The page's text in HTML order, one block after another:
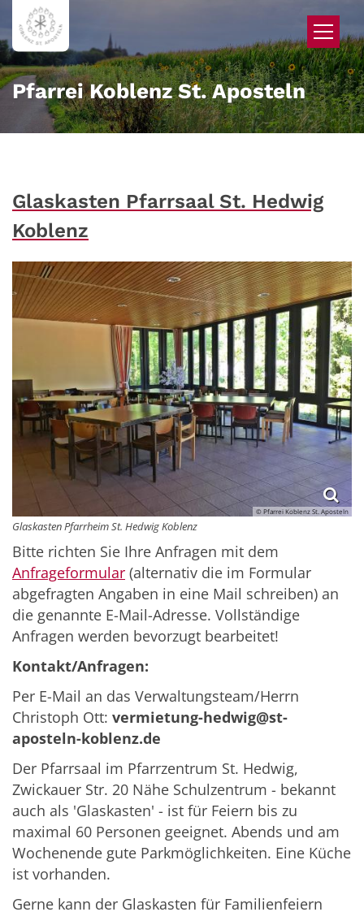
Zum Inhalt springen
Pfarrei Koblenz St. Aposteln
Glaskasten Pfarrsaal St. Hedwig
Koblenz
© Pfarrei Koblenz St. Aposteln
Glaskasten Pfarrheim St. Hedwig Koblenz
Bitte richten Sie Ihre Anfragen mit dem
Anfrageformular (alternativ die im Formular
abgefragten Angaben in eine Mail schreiben) an
die genannte E-Mail-Adresse. Vollständige
Anfragen werden bevorzugt bearbeitet!
Kontakt/Anfragen:
Per E-Mail an das Verwaltungsteam/Herrn
Christoph Ott: vermietung-hedwig@st-
aposteln-koblenz.de
Der Pfarrsaal im Pfarrzentrum St. Hedwig,
Zwickauer Str. 20 Nähe Schulzentrum - bekannt
auch als 'Glaskasten' - ist für Feiern bis zu
maximal 60 Personen geeignet. Abends und am
Wochenende gute Parkmöglichkeiten. Eine Küche
ist vorhanden.
Gerne kann der Glaskasten für Familienfeiern